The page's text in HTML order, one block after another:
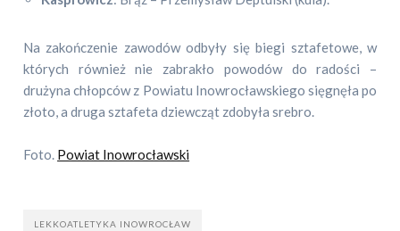
Na zakończenie zawodów odbyły się biegi sztafetowe, w
których również nie zabrakło powodów do radości –
drużyna chłopców z Powiatu Inowrocławskiego sięgnęła po
złoto, a druga sztafeta dziewcząt zdobyła srebro.
Foto. Powiat Inowrocławski
LEKKOATLETYKA INOWROCŁAW